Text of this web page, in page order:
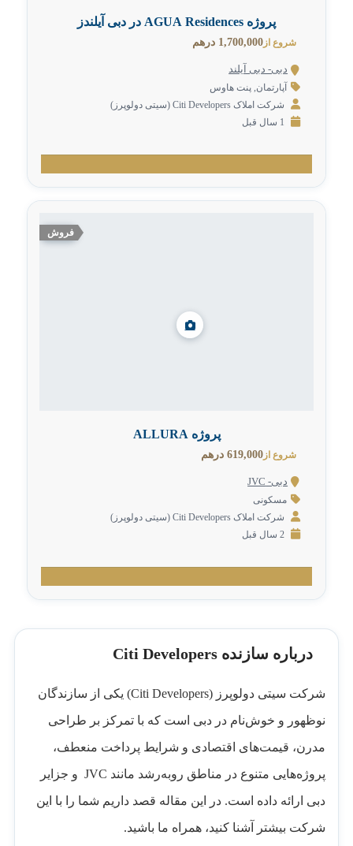
پروژه AGUA Residences در دبی آیلندز
شروع از 1,700,000 درهم
دبی- دبی آیلند
آپارتمان,پنت هاوس
شرکت املاک Citi Developers (سیتی دولوپرز)
1 سال قبل
فروش
پروژه ALLURA
شروع از 619,000 درهم
دبی- JVC
مسکونی
شرکت املاک Citi Developers (سیتی دولوپرز)
2 سال قبل
درباره سازنده Citi Developers
شرکت سیتی دولوپرز (Citi Developers) یکی از سازندگان
نوظهور و خوش‌نام در دبی است که با تمرکز بر طراحی
مدرن، قیمت‌های اقتصادی و شرایط پرداخت منعطف،
پروژه‌هایی متنوع در مناطق رو‌به‌رشد مانند JVC و جزایر
دبی ارائه داده است. در این مقاله قصد داریم شما را با این
شرکت بیشتر آشنا کنید، همراه ما باشید.